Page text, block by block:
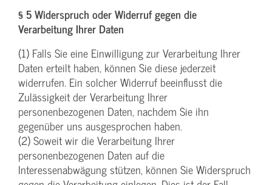
§ 5 Widerspruch oder Widerruf gegen die
Verarbeitung Ihrer Daten
(1) Falls Sie eine Einwilligung zur Verarbeitung Ihrer
Daten erteilt haben, können Sie diese jederzeit
widerrufen. Ein solcher Widerruf beeinflusst die
Zulässigkeit der Verarbeitung Ihrer
personenbezogenen Daten, nachdem Sie ihn
gegenüber uns ausgesprochen haben.
(2) Soweit wir die Verarbeitung Ihrer
personenbezogenen Daten auf die
Interessenabwägung stützen, können Sie Widerspruch